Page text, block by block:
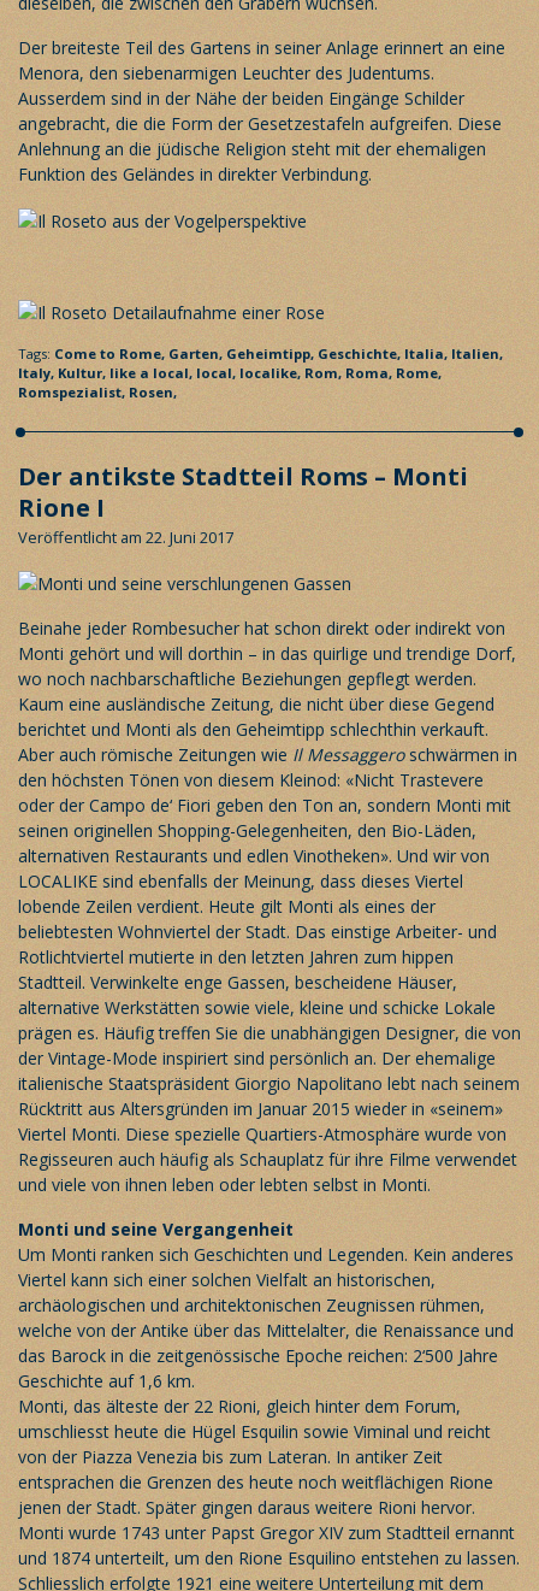
Der breiteste Teil des Gartens in seiner Anlage erinnert an eine
Menora, den siebenarmigen Leuchter des Judentums.
Ausserdem sind in der Nähe der beiden Eingänge Schilder
angebracht, die die Form der Gesetzestafeln aufgreifen. Diese
Anlehnung an die jüdische Religion steht mit der ehemaligen
Funktion des Geländes in direkter Verbindung.
Tags: Come to Rome, Garten, Geheimtipp, Geschichte, Italia,Italien,
Italy, Kultur, like a local, local, localike, Rom, Roma, Rome,
Romspezialist, Rosen,
Der antikste Stadtteil Roms – Monti
Rione I
Veröffentlicht am 22. Juni 2017
Beinahe jeder Rombesucher hat schon direkt oder indirekt von
Monti gehört und will dorthin – in das quirlige und trendige Dorf,
wo noch nachbarschaftliche Beziehungen gepflegt werden.
Kaum eine ausländische Zeitung, die nicht über diese Gegend
berichtet und Monti als den Geheimtipp schlechthin verkauft.
Aber auch römische Zeitungen wie Il Messaggeroschwärmen in
den höchsten Tönen von diesem Kleinod: «Nicht Trastevere
oder der Campo de‘ Fiori geben den Ton an, sondern Monti mit
seinen originellen Shopping-Gelegenheiten, den Bio-Läden,
alternativen Restaurants und edlen Vinotheken». Und wir von
LOCALIKE sind ebenfalls der Meinung, dass dieses Viertel
lobende Zeilen verdient. Heute gilt Monti als eines der
beliebtesten Wohnviertel der Stadt. Das einstige Arbeiter- und
Rotlichtviertel mutierte in den letzten Jahren zum hippen
Stadtteil. Verwinkelte enge Gassen, bescheidene Häuser,
alternative Werkstätten sowie viele, kleine und schicke Lokale
prägen es. Häufig treffen Sie die unabhängigen Designer, die von
der Vintage-Mode inspiriert sind persönlich an. Der ehemalige
italienische Staatspräsident Giorgio Napolitano lebt nach seinem
Rücktritt aus Altersgründen im Januar 2015 wieder in «seinem»
Viertel Monti. Diese spezielle Quartiers-Atmosphäre wurde von
Regisseuren auch häufig als Schauplatz für ihre Filme verwendet
und viele von ihnen leben oder lebten selbst in Monti.
Monti und seine Vergangenheit
Um Monti ranken sich Geschichten und Legenden. Kein anderes
Viertel kann sich einer solchen Vielfalt an historischen,
archäologischen und architektonischen Zeugnissen rühmen,
welche von der Antike über das Mittelalter, die Renaissance und
das Barock in die zeitgenössische Epoche reichen: 2‘500 Jahre
Geschichte auf 1,6 km.
Monti, das älteste der 22 Rioni, gleich hinter dem Forum,
umschliesst heute die Hügel Esquilin sowie Viminal und reicht
von der Piazza Venezia bis zum Lateran. In antiker Zeit
entsprachen die Grenzen des heute noch weitflächigen Rione
jenen der Stadt. Später gingen daraus weitere Rioni hervor.
Monti wurde 1743 unter Papst Gregor XIV zum Stadtteil ernannt
und 1874 unterteilt, um den Rione Esquilino entstehen zu lassen.
Schliesslich erfolgte 1921 eine weitere Unterteilung mit dem